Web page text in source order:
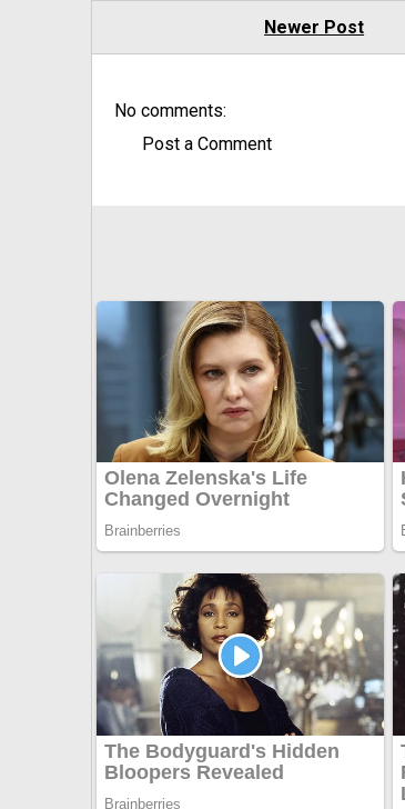
Newer Post
No comments:
Post a Comment